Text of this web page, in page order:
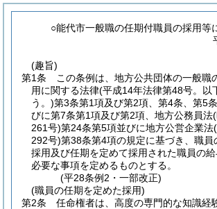
○能代市一般職の任期付職員の採用等
(趣旨)
第1条
この条例は、地方公共団体の一般職
用に関する法律(平成14年法律第48号。以
う。)第3条第1項及び第2項、第4条、第5
びに第7条第1項及び第2項、地方公務員法
261号)第24条第5項並びに地方公営企業法
292号)第38条第4項の規定に基づき、職員
採用及び任期を定めて採用された職員の
必要な事項を定めるものとする。
(平28条例2・一部改正)
(職員の任期を定めた採用)
第2条
任命権者は、高度の専門的な知識経